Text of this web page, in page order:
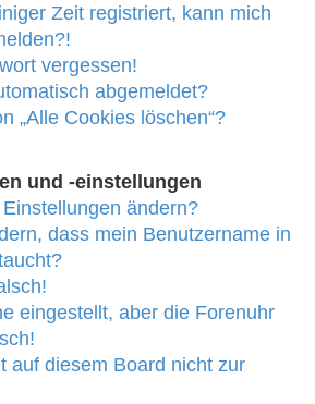
Zeit registriert, kann mich
vergessen!
abgemeldet?
„Alle Cookies löschen“?
und -einstellungen
ändern?
dass mein Benutzername in
eingestellt, aber die Forenuhr
auf diesem Board nicht zur